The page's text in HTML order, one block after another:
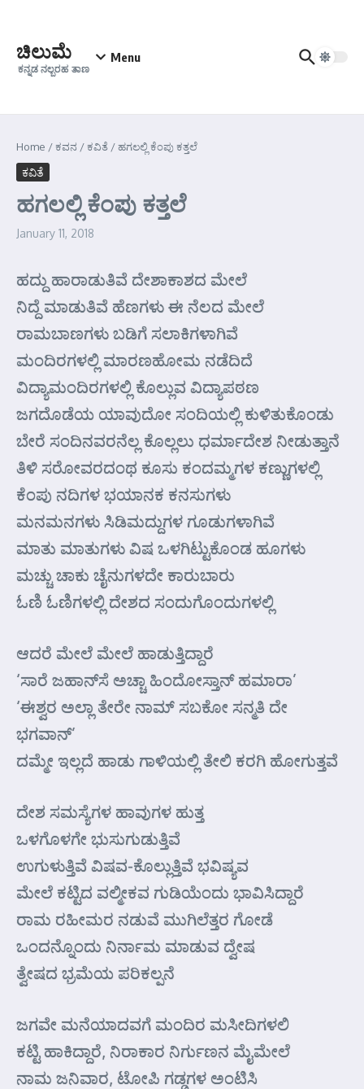
ಚಿಲುಮೆ
ಕನ್ನಡ ನಲ್ಬರಹ ತಾಣ
Menu
Home /ಕವನ /ಕವಿತೆ /ಹಗಲಲ್ಲಿ ಕೆಂಪು ಕತ್ತಲೆ
ಕವಿತೆ
ಹಗಲಲ್ಲಿ ಕೆಂಪು ಕತ್ತಲೆ
January 11, 2018
ಹದ್ದು ಹಾರಾಡುತಿವೆ ದೇಶಾಕಾಶದ ಮೇಲೆ
ನಿದ್ದೆ ಮಾಡುತಿವೆ ಹೆಣಗಳು ಈ ನೆಲದ ಮೇಲೆ
ರಾಮಬಾಣಗಳು ಬಡಿಗೆ ಸಲಾಕಿಗಳಾಗಿವೆ
ಮಂದಿರಗಳಲ್ಲಿ ಮಾರಣಹೋಮ ನಡೆದಿದೆ
ವಿದ್ಯಾಮಂದಿರಗಳಲ್ಲಿ ಕೊಲ್ಲುವ ವಿದ್ಯಾಪಠಣ
ಜಗದೊಡೆಯ ಯಾವುದೋ ಸಂದಿಯಲ್ಲಿ ಕುಳಿತುಕೊಂಡು
ಬೇರೆ ಸಂದಿನವರನೆಲ್ಲ ಕೊಲ್ಲಲು ಧರ್ಮಾದೇಶ ನೀಡುತ್ತಾನೆ
ತಿಳಿ ಸರೋವರದಂಥ ಕೂಸು ಕಂದಮ್ಮಗಳ ಕಣ್ಣುಗಳಲ್ಲಿ
ಕೆಂಪು ನದಿಗಳ ಭಯಾನಕ ಕನಸುಗಳು
ಮನಮನಗಳು ಸಿಡಿಮದ್ದುಗಳ ಗೂಡುಗಳಾಗಿವೆ
ಮಾತು ಮಾತುಗಳು ವಿಷ ಒಳಗಿಟ್ಟುಕೊಂಡ ಹೂಗಳು
ಮಚ್ಚು ಚಾಕು ಚೈನುಗಳದೇ ಕಾರುಬಾರು
ಓಣಿ ಓಣಿಗಳಲ್ಲಿ ದೇಶದ ಸಂದುಗೊಂದುಗಳಲ್ಲಿ
ಆದರೆ ಮೇಲೆ ಮೇಲೆ ಹಾಡುತ್ತಿದ್ದಾರೆ
‘ಸಾರೆ ಜಹಾನ್‌ಸೆ ಅಚ್ಚಾ ಹಿಂದೋಸ್ತಾನ್ ಹಮಾರಾ’
‘ಈಶ್ವರ ಅಲ್ಲಾ ತೇರೇ ನಾಮ್ ಸಬಕೋ ಸನ್ಮತಿ ದೇ
ಭಗವಾನ್’
ದಮ್ಮೇ ಇಲ್ಲದೆ ಹಾಡು ಗಾಳಿಯಲ್ಲಿ ತೇಲಿ ಕರಗಿ ಹೋಗುತ್ತವೆ
ದೇಶ ಸಮಸ್ಯೆಗಳ ಹಾವುಗಳ ಹುತ್ತ
ಒಳಗೊಳಗೇ ಭುಸುಗುಡುತ್ತಿವೆ
ಉಗುಳುತ್ತಿವೆ ವಿಷವ-ಕೊಲ್ಲುತ್ತಿವೆ ಭವಿಷ್ಯವ
ಮೇಲೆ ಕಟ್ಟಿದ ವಲ್ಮೀಕವ ಗುಡಿಯೆಂದು ಭಾವಿಸಿದ್ದಾರೆ
ರಾಮ ರಹೀಮರ ನಡುವೆ ಮುಗಿಲೆತ್ತರ ಗೋಡೆ
ಒಂದನ್ನೊಂದು ನಿರ್ನಾಮ ಮಾಡುವ ದ್ವೇಷ
ತ್ವೇಷದ ಭ್ರಮೆಯ ಪರಿಕಲ್ಪನೆ
ಜಗವೇ ಮನೆಯಾದವಗೆ ಮಂದಿರ ಮಸೀದಿಗಳಲಿ
ಕಟ್ಟಿ ಹಾಕಿದ್ದಾರೆ, ನಿರಾಕಾರ ನಿರ್ಗುಣನ ಮೈಮೇಲೆ
ನಾಮ ಜನಿವಾರ, ಟೋಪಿ ಗಡ್ಡಗಳ ಅಂಟಿಸಿ